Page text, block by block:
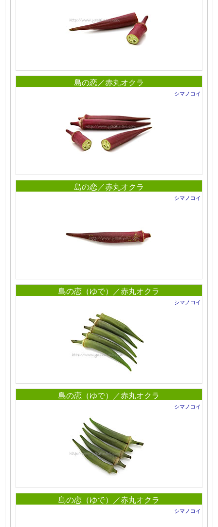
島の恋／赤丸オクラ
シマノコイ
島の恋／赤丸オクラ
シマノコイ
島の恋（ゆで）／赤丸オクラ
シマノコイ
島の恋（ゆで）／赤丸オクラ
シマノコイ
島の恋（ゆで）／赤丸オクラ
シマノコイ